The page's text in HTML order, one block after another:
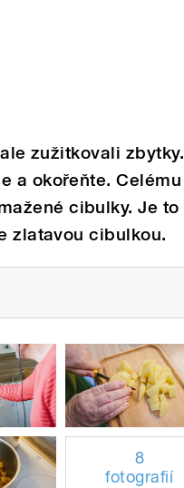
zužitkovali zbytky.
a okořeňte. Celému
cibulky. Je to
zlatavou cibulkou.
8
fotografií